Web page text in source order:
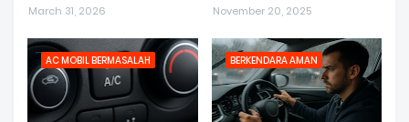
March 31, 2026 November 20, 2025
AC MOBIL BERMASALAH BERKENDARA AMAN